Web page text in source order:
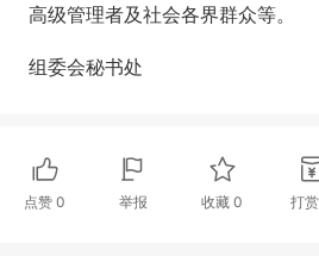
高级管理者及社会各界群众等。
组委会秘书处
点赞 0 举报 收藏0 打赏